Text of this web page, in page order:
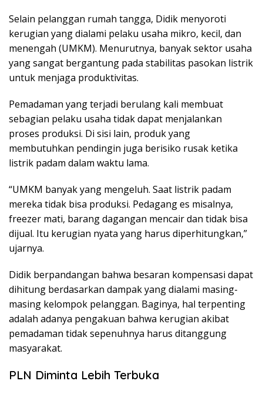
Selain pelanggan rumah tangga, Didik menyoroti
kerugian yang dialami pelaku usaha mikro, kecil, dan
menengah (UMKM). Menurutnya, banyak sektor usaha
yang sangat bergantung pada stabilitas pasokan listrik
untuk menjaga produktivitas.
Pemadaman yang terjadi berulang kali membuat
sebagian pelaku usaha tidak dapat menjalankan
proses produksi. Di sisi lain, produk yang
membutuhkan pendingin juga berisiko rusak ketika
listrik padam dalam waktu lama.
“UMKM banyak yang mengeluh. Saat listrik padam
mereka tidak bisa produksi. Pedagang es misalnya,
freezer mati, barang dagangan mencair dan tidak bisa
dijual. Itu kerugian nyata yang harus diperhitungkan,”
ujarnya.
Didik berpandangan bahwa besaran kompensasi dapat
dihitung berdasarkan dampak yang dialami masing-
masing kelompok pelanggan. Baginya, hal terpenting
adalah adanya pengakuan bahwa kerugian akibat
pemadaman tidak sepenuhnya harus ditanggung
masyarakat.
PLN Diminta Lebih Terbuka